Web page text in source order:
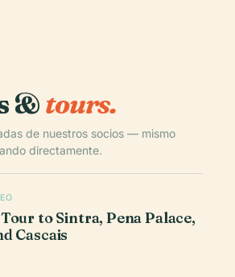
&tours.
de nuestros socios — mismo
directamente.
to Sintra, Pena Palace,
Cascais